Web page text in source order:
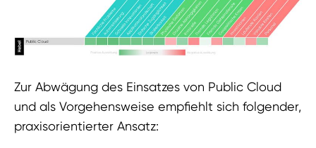
Zur Abwägung des Einsatzes von Public Cloud
und als Vorgehensweise empfiehlt sich folgender,
praxisorientierter Ansatz: